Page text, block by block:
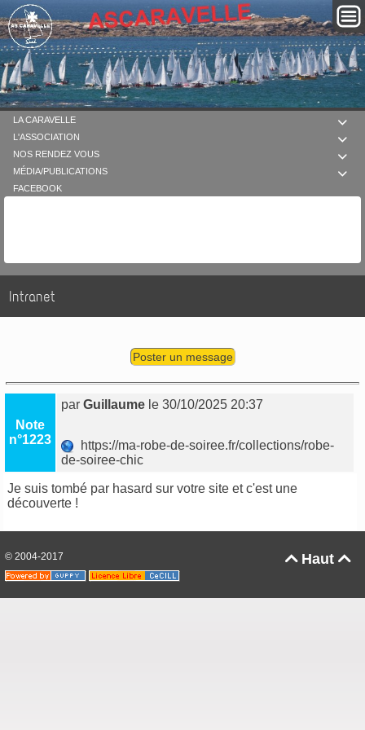

LA CARAVELLE

L'ASSOCIATION

NOS RENDEZ VOUS

MÉDIA/PUBLICATIONS
FACEBOOK
Intranet
Poster un message
Note
n°1223
parGuillaume le 30/10/2025 20:37
https://ma-robe-de-soiree.fr/collections/robe-
de-soiree-chic
Je suis tombé par hasard sur votre site et c'est une
découverte !
Haut 
© 2004-2017